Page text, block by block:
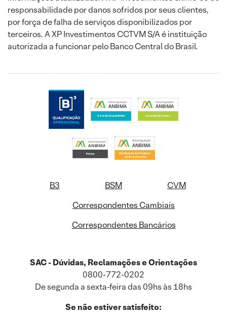
responsabilidade por danos sofridos por seus clientes,
por força de falha de serviços disponibilizados por
terceiros. A XP Investimentos CCTVM S/A é instituição
autorizada a funcionar pelo Banco Central do Brasil.
B3 BSM
CVM
Correspondentes Cambiais
Correspondentes Bancários
SAC - Dúvidas, Reclamações e Orientações
0800-772-0202
De segunda a sexta-feira das 09hs às 18hs
Se não estiver satisfeito: